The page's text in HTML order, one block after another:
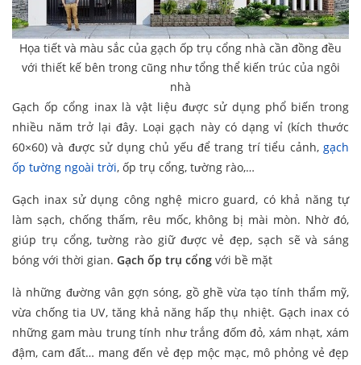
Họa tiết và màu sắc của gạch ốp trụ cổng nhà cần đồng đều
với thiết kế bên trong cũng như tổng thể kiến trúc của ngôi
nhà
Gạch ốp cổng inax là vật liệu được sử dụng phổ biến trong
nhiều năm trở lại đây. Loại gạch này có dạng vỉ (kích thước
60×60) và được sử dụng chủ yếu để trang trí tiểu cảnh, gạch
ốp tường ngoài trời, ốp trụ cổng, tường rào,…
Gạch inax sử dụng công nghệ micro guard, có khả năng tự
làm sạch, chống thấm, rêu mốc, không bị mài mòn. Nhờ đó,
giúp trụ cổng, tường rào giữ được vẻ đẹp, sạch sẽ và sáng
bóng với thời gian. Gạch ốp trụ cổng với bề mặt
là những đường vân gợn sóng, gồ ghề vừa tạo tính thẩm mỹ,
vừa chống tia UV, tăng khả năng hấp thụ nhiệt. Gạch inax có
những gam màu trung tính như trắng đốm đỏ, xám nhạt, xám
đậm, cam đất… mang đến vẻ đẹp mộc mạc, mô phỏng vẻ đẹp